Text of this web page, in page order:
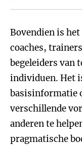
Bovendien is
coaches,
begeleiders van
individuen. Het
basisinformatie
verschillende
anderen te
pragmatische